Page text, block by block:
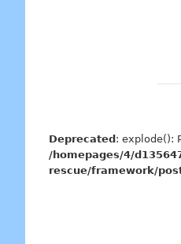
Deprecated : explode():
/homepages/4/
rescue/framework/